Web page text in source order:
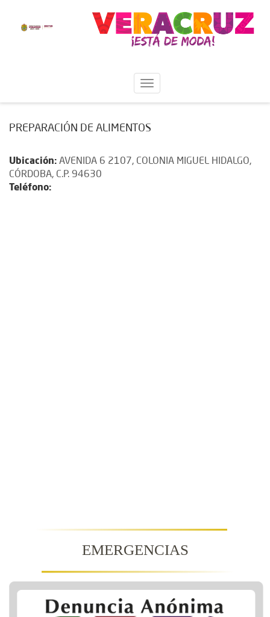
PREPARACIÓN DE ALIMENTOS
Ubicación: AVENIDA 6 2107, COLONIA MIGUEL HIDALGO,
CÓRDOBA, C.P. 94630
Teléfono:
EMERGENCIAS